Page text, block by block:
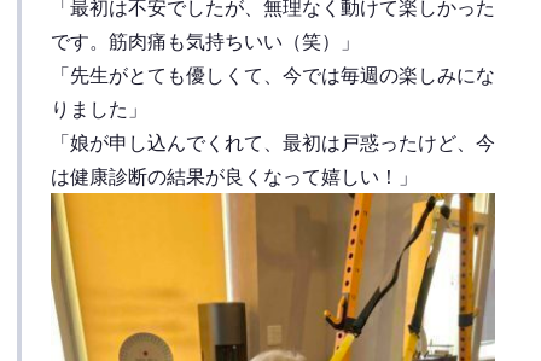
「最初は不安でしたが、無理なく動けて楽しかった
です。筋肉痛も気持ちいい（笑）」
「先生がとても優しくて、今では毎週の楽しみにな
りました」
「娘が申し込んでくれて、最初は戸惑ったけど、今
は健康診断の結果が良くなって嬉しい！」